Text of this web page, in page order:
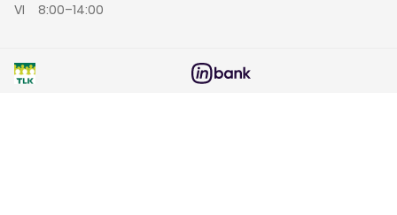
VI
8:00–14:00